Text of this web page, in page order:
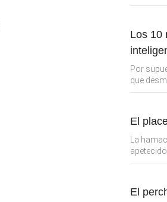
Los 10
Por
que
El
La
El